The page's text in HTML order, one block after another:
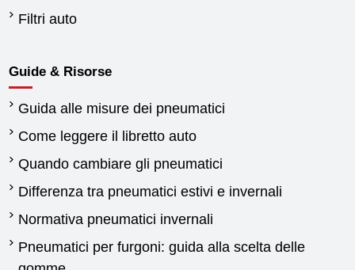
Filtri auto
Guide & Risorse
Guida alle misure dei pneumatici
Come leggere il libretto auto
Quando cambiare gli pneumatici
Differenza tra pneumatici estivi e invernali
Normativa pneumatici invernali
Pneumatici per furgoni: guida alla scelta delle